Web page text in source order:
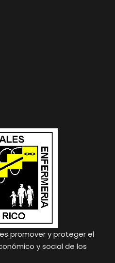
promover y proteger el
y social de los